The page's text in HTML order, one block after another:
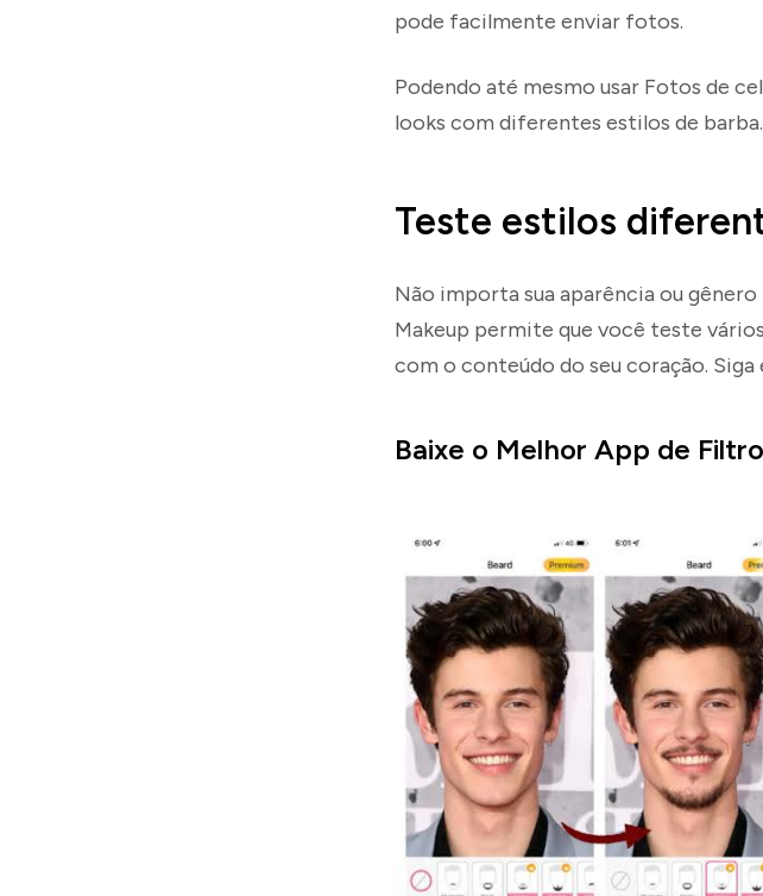
pode facilmente enviar fotos.
Podendo até mesmo usar Fotos de
looks com diferentes estilos de barba.
Teste estilos
Não importa sua aparência ou
Makeup permite que você teste
com o conteúdo do seu coração.
Baixe o Melhor App de